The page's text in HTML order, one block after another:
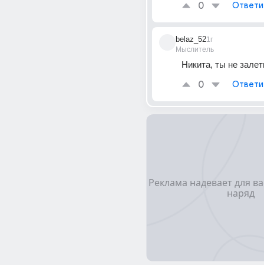
0
belaz_52
Мыслитель
1г
Никита, ты не
0